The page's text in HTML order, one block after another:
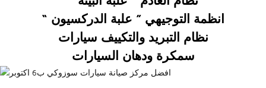
انظمة التوجيهي ” علبة الدركسيون “
نظام التبريد والتكييف سيارات
سمكرة ودهان السيارات